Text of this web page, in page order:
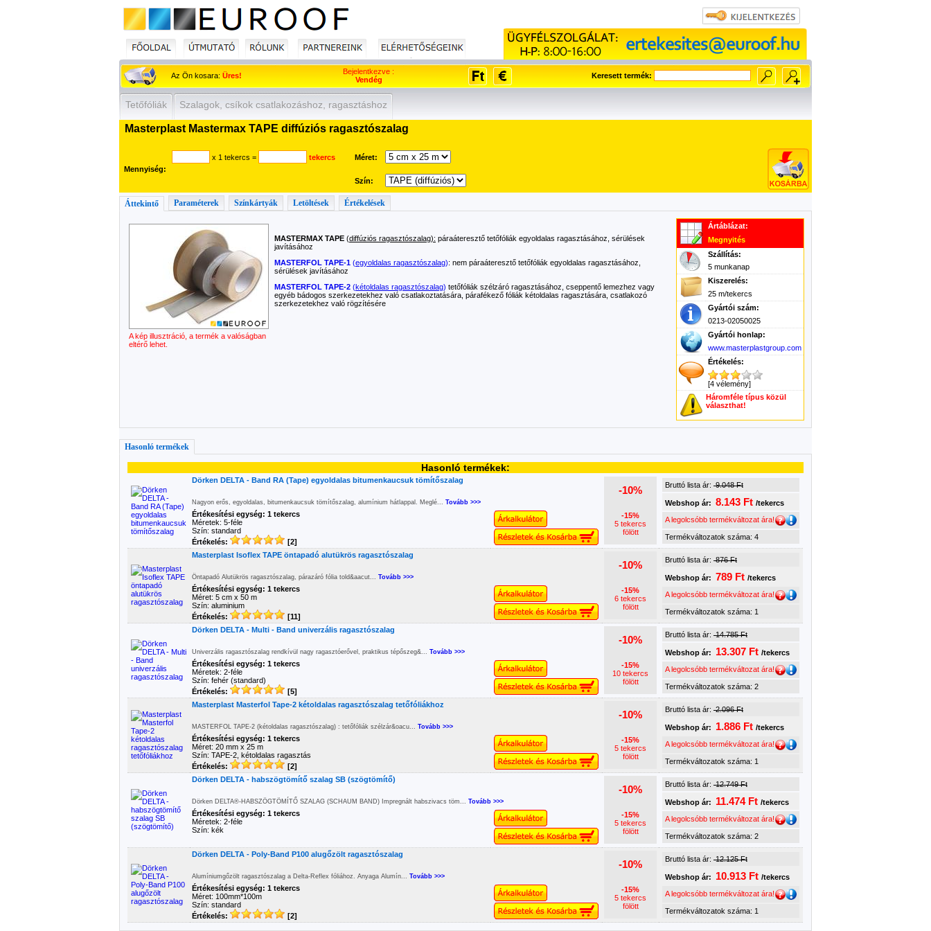
Az Ön kosara: Üres!
Bejelentkezve :
Vendég
Keresett termék:
Tetőfóliák Szalagok, csíkok csatlakozáshoz, ragasztáshoz
Masterplast Mastermax TAPE diffúziós ragasztószalag
Mennyiség:
x 1 tekercs = tekercs Méret:
Szín:
Áttekintő Paraméterek Színkártyák Letöltések Értékelések
A kép illusztráció, a termék a valóságban
eltérő lehet.
MASTERMAX TAPE (diffúziós ragasztószalag): páraáteresztő tetőfóliák egyoldalas ragasztásához, sérülések
javításához
MASTERFOL TAPE-1 (egyoldalas ragasztószalag): nem páraáteresztő tetőfóliák egyoldalas ragasztásához,
sérülések javításához
MASTERFOL TAPE-2 (kétoldalas ragasztószalag) tetőfóliák szélzáró ragasztásához, cseppentő lemezhez vagy
egyéb bádogos szerkezetekhez való csatlakoztatására, párafékező fóliák kétoldalas ragasztására, csatlakozó
szerkezetekhez való rögzítésére
Ártáblázat:
Megnyités
Szállítás:
5 munkanap
Kiszerelés:
25 m/tekercs
Gyártói szám:
0213-02050025
Gyártói honlap:
www.masterplastgroup.com
Értékelés:
[4 vélemény]
Háromféle típus közül
választhat!
Hasonló termékek
Hasonló termékek:
Dörken DELTA - Band RA (Tape) egyoldalas bitumenkaucsuk tömítőszalag
Nagyon erős, egyoldalas, bitumenkaucsuk tömítőszalag, alumínium hátlappal. Meglé... Tovább >>>
-10%
-15%
5 tekercs
fölött
Bruttó lista ár: 9.048 Ft
Webshop ár: 8.143 Ft /tekercs
A legolcsóbb termékváltozat ára!
Termékváltozatok száma: 4
Értékesítési egység: 1 tekercs
Méretek: 5-féle
Szín: standard
Értékelés:
[2]
Masterplast Isoflex TAPE öntapadó alutükrös ragasztószalag
Öntapadó Alutükrös ragasztószalag, párazáró fólia told&aacut... Tovább >>>
-10%
-15%
6 tekercs
fölött
Bruttó lista ár: 876 Ft
Webshop ár: 789 Ft /tekercs
A legolcsóbb termékváltozat ára!
Termékváltozatok száma: 1
Értékesítési egység: 1 tekercs
Méret: 5 cm x 50 m
Szín: aluminium
Értékelés:
[11]
Dörken DELTA - Multi - Band univerzális ragasztószalag
Univerzális ragasztószalag rendkívül nagy ragasztóerővel, praktikus tépőszeg&... Tovább >>>
-10%
-15%
10 tekercs
fölött
Bruttó lista ár: 14.785 Ft
Webshop ár: 13.307 Ft /tekercs
A legolcsóbb termékváltozat ára!
Termékváltozatok száma: 2
Értékesítési egység: 1 tekercs
Méretek: 2-féle
Szín: fehér (standard)
Értékelés:
[5]
Masterplast Masterfol Tape-2 kétoldalas ragasztószalag tetőfóliákhoz
MASTERFOL TAPE-2 (kétoldalas ragasztószalag) : tetőfóliák szélzár&oacu... Tovább >>>
-10%
-15%
5 tekercs
fölött
Bruttó lista ár: 2.096 Ft
Webshop ár: 1.886 Ft /tekercs
A legolcsóbb termékváltozat ára!
Termékváltozatok száma: 1
Értékesítési egység: 1 tekercs
Méret: 20 mm x 25 m
Szín: TAPE-2, kétoldalas ragasztás
Értékelés:
[2]
Dörken DELTA - habszögtömítő szalag SB (szögtömítő)
Dörken DELTA®-HABSZÖGTÖMÍTŐ SZALAG (SCHAUM BAND) Impregnált habszivacs töm... Tovább >>>
-10%
-15%
5 tekercs
fölött
Bruttó lista ár: 12.749 Ft
Webshop ár: 11.474 Ft /tekercs
A legolcsóbb termékváltozat ára!
Termékváltozatok száma: 2
Értékesítési egység: 1 tekercs
Méretek: 2-féle
Szín: kék
Dörken DELTA - Poly-Band P100 alugőzölt ragasztószalag
Alumíniumgőzölt ragasztószalag a Delta-Reflex fóliához. Anyaga Alumín... Tovább >>>
-10%
-15%
5 tekercs
fölött
Bruttó lista ár: 12.125 Ft
Webshop ár: 10.913 Ft /tekercs
A legolcsóbb termékváltozat ára!
Termékváltozatok száma: 1
Értékesítési egység: 1 tekercs
Méret: 100mm*100m
Szín: standard
Értékelés:
[2]